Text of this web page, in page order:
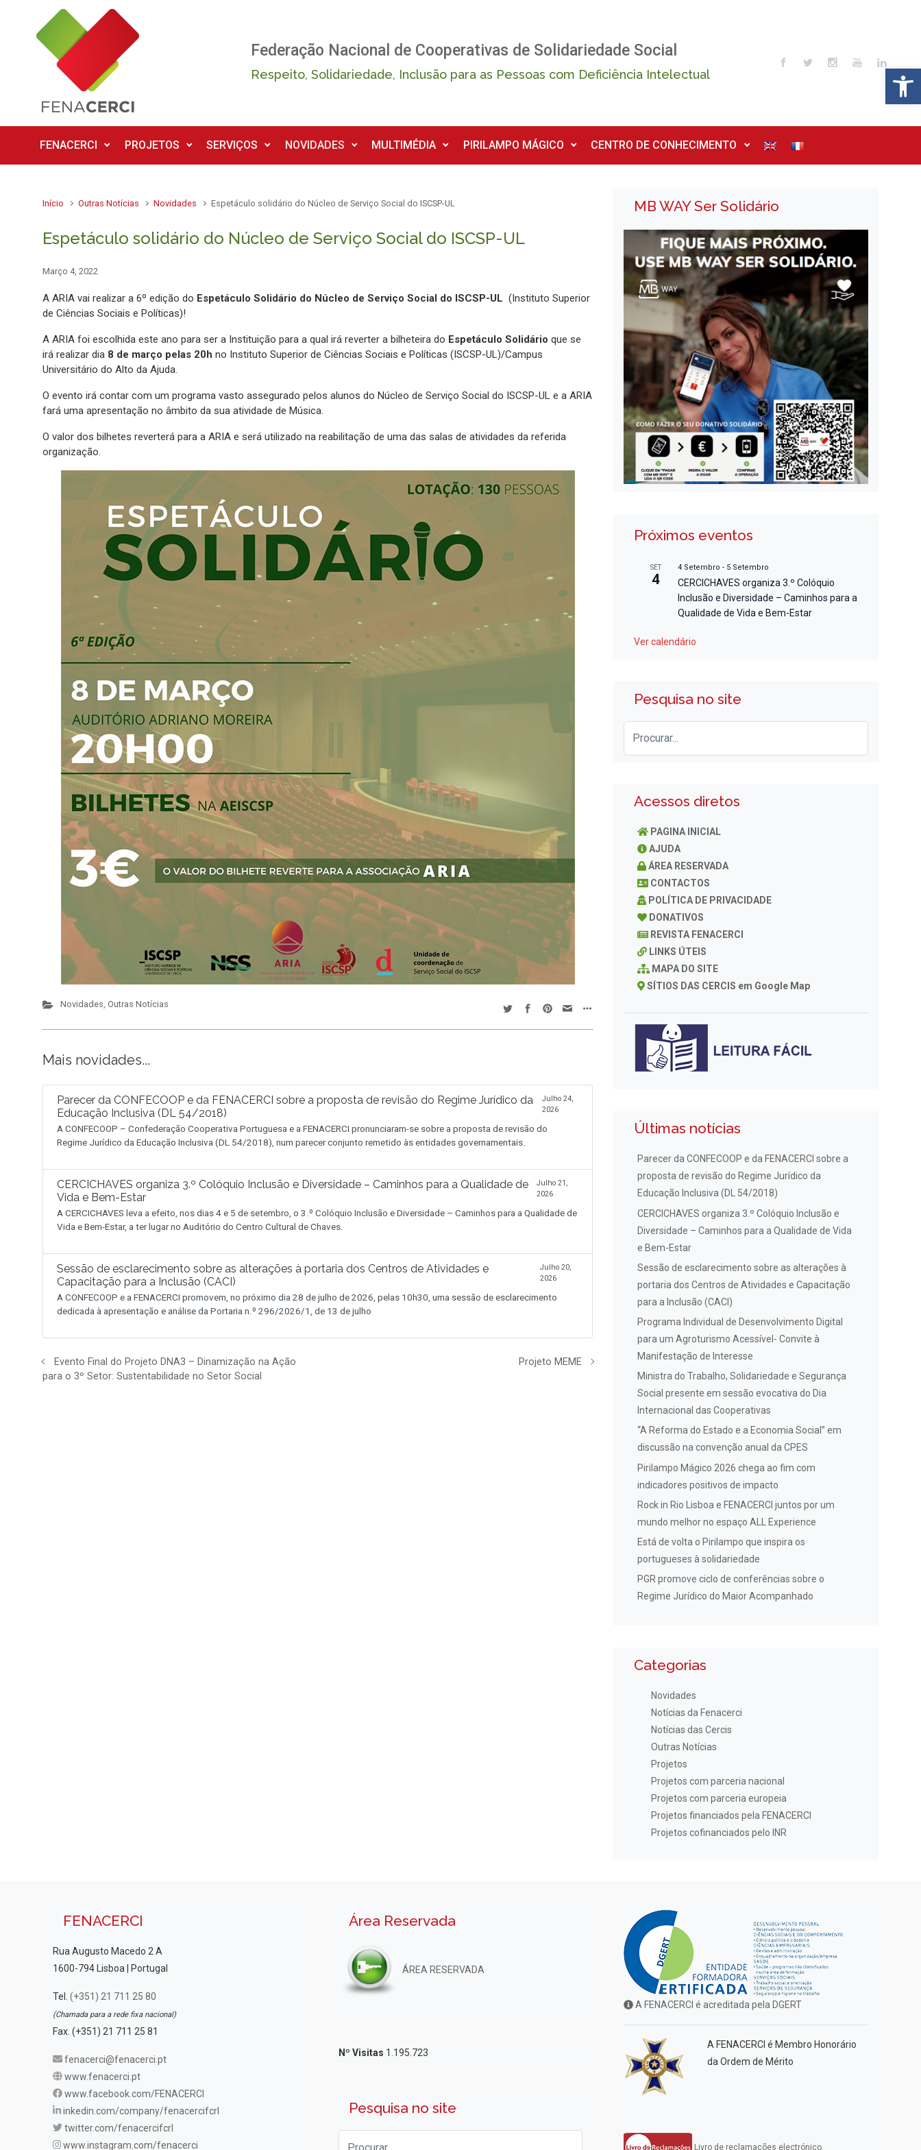
Skip to main content
Federação Nacional de Cooperativas de Solidariedade Social
Respeito, Solidariedade, Inclusão para as Pessoas com Deficiência Intelectual
FENACERCI PROJETOS SERVIÇOS NOVIDADES MULTIMÉDIA PIRILAMPO MÁGICO CENTRO DE CONHECIMENTO
Início Outras Notícias Novidades Espetáculo solidário do Núcleo de Serviço Social do ISCSP-UL
Espetáculo solidário do Núcleo de Serviço Social do ISCSP-UL
Março 4, 2022
A ARIA vai realizar a 6º edição do Espetáculo Solidário do Núcleo de Serviço Social do ISCSP-UL (Instituto Superior
de Ciências Sociais e Políticas)!
A ARIA foi escolhida este ano para ser a Instituição para a qual irá reverter a bilheteira do Espetáculo Solidário que se
irá realizar dia 8 de março pelas 20h no Instituto Superior de Ciências Sociais e Políticas (ISCSP-UL)/Campus
Universitário do Alto da Ajuda.
O evento irá contar com um programa vasto assegurado pelos alunos do Núcleo de Serviço Social do ISCSP-UL e a ARIA
fará uma apresentação no âmbito da sua atividade de Música.
O valor dos bilhetes reverterá para a ARIA e será utilizado na reabilitação de uma das salas de atividades da referida
organização.
Novidades, Outras Notícias
Mais novidades...
Parecer da CONFECOOP e da FENACERCI sobre a proposta de revisão do Regime Jurídico da
Educação Inclusiva (DL 54/2018)
Julho 24,
2026
A CONFECOOP – Confederação Cooperativa Portuguesa e a FENACERCI pronunciaram-se sobre a proposta de revisão do
Regime Jurídico da Educação Inclusiva (DL 54/2018), num parecer conjunto remetido às entidades governamentais.
CERCICHAVES organiza 3.º Colóquio Inclusão e Diversidade – Caminhos para a Qualidade de
Vida e Bem-Estar
Julho 21,
2026
A CERCICHAVES leva a efeito, nos dias 4 e 5 de setembro, o 3.º Colóquio Inclusão e Diversidade – Caminhos para a Qualidade de
Vida e Bem-Estar, a ter lugar no Auditório do Centro Cultural de Chaves.
Sessão de esclarecimento sobre as alterações à portaria dos Centros de Atividades e
Capacitação para a Inclusão (CACI)
Julho 20,
2026
A CONFECOOP e a FENACERCI promovem, no próximo dia 28 de julho de 2026, pelas 10h30, uma sessão de esclarecimento
dedicada à apresentação e análise da Portaria n.º 296/2026/1, de 13 de julho
Evento Final do Projeto DNA3 – Dinamização na Ação
para o 3º Setor: Sustentabilidade no Setor Social
Projeto MEME
MB WAY Ser Solidário
Próximos eventos
SET
4
4 Setembro - 5 Setembro
CERCICHAVES organiza 3.º Colóquio
Inclusão e Diversidade – Caminhos para a
Qualidade de Vida e Bem-Estar
Ver calendário
Pesquisa no site
Acessos diretos
PAGINA INICIAL
AJUDA
ÁREA RESERVADA
CONTACTOS
POLÍTICA DE PRIVACIDADE
DONATIVOS
REVISTA FENACERCI
LINKS ÚTEIS
MAPA DO SITE
SÍTIOS DAS CERCIS em Google Map
Últimas notícias
Parecer da CONFECOOP e da FENACERCI sobre a
proposta de revisão do Regime Jurídico da
Educação Inclusiva (DL 54/2018)
CERCICHAVES organiza 3.º Colóquio Inclusão e
Diversidade – Caminhos para a Qualidade de Vida
e Bem-Estar
Sessão de esclarecimento sobre as alterações à
portaria dos Centros de Atividades e Capacitação
para a Inclusão (CACI)
Programa Individual de Desenvolvimento Digital
para um Agroturismo Acessível- Convite à
Manifestação de Interesse
Ministra do Trabalho, Solidariedade e Segurança
Social presente em sessão evocativa do Dia
Internacional das Cooperativas
“A Reforma do Estado e a Economia Social” em
discussão na convenção anual da CPES
Pirilampo Mágico 2026 chega ao fim com
indicadores positivos de impacto
Rock in Rio Lisboa e FENACERCI juntos por um
mundo melhor no espaço ALL Experience
Está de volta o Pirilampo que inspira os
portugueses à solidariedade
PGR promove ciclo de conferências sobre o
Regime Jurídico do Maior Acompanhado
Categorias
Novidades
Notícias da Fenacerci
Notícias das Cercis
Outras Notícias
Projetos
Projetos com parceria nacional
Projetos com parceria europeia
Projetos financiados pela FENACERCI
Projetos cofinanciados pelo INR
FENACERCI
Rua Augusto Macedo 2 A
1600-794 Lisboa | Portugal
Tel. (+351) 21 711 25 80
(Chamada para a rede fixa nacional)
Fax. (+351) 21 711 25 81
fenacerci@fenacerci.pt
www.fenacerci.pt
www.facebook.com/FENACERCI
inkedin.com/company/fenacercifcrl
twitter.com/fenacercifcrl
www.instagram.com/fenacerci
Área Reservada
ÁREA RESERVADA
Nº Visitas 1.195.723
Pesquisa no site
A FENACERCI é acreditada pela DGERT
A FENACERCI é Membro Honorário
da Ordem de Mérito
Livro de reclamações electrónico.